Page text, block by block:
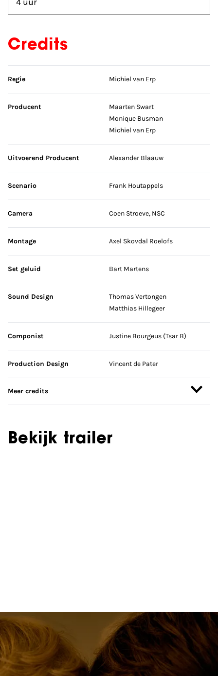
Credits
Sla credits over
Regie Michiel van Erp
Producent
Maarten Swart
Monique Busman
Michiel van Erp
Uitvoerend Producent Alexander Blaauw
Scenario Frank Houtappels
Camera Coen Stroeve, NSC
Montage Axel Skovdal Roelofs
Set geluid Bart Martens
Sound Design
Thomas Vertongen
Matthias Hillegeer
Componist Justine Bourgeus (Tsar B)
Production Design Vincent de Pater
Meer credits
Bekijk trailer